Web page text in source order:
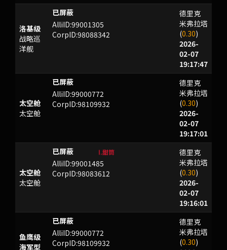
洛基级
战略巡
洋舰
OTBWLXO
AlliID:99001305
CorpID:98088342
德里克
米弗拉塔
(0.30)
2026-
02-07
19:17:47
太空舱
太空舱
XBFGD
AlliID:99000772
CorpID:98109932
德里克
米弗拉塔
(0.30)
2026-
02-07
19:17:01
太空舱
太空舱
ZTLMXKY Ⅰ.甜筒
AlliID:99001485
CorpID:98083612
德里克
米弗拉塔
(0.30)
2026-
02-07
19:16:01
鱼鹰级
海军型
XBFGD
AlliID:99000772
CorpID:98109932
德里克
米弗拉塔
(0.30)